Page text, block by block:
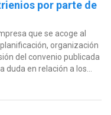
por parte de
que se acoge al
organización
del convenio publicada
en relación a los...